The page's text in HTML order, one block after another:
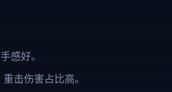
感好。
击伤害占比高。